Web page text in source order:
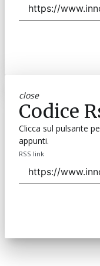
close
Codice
Clicca sul pulsante
appunti.
RSS link